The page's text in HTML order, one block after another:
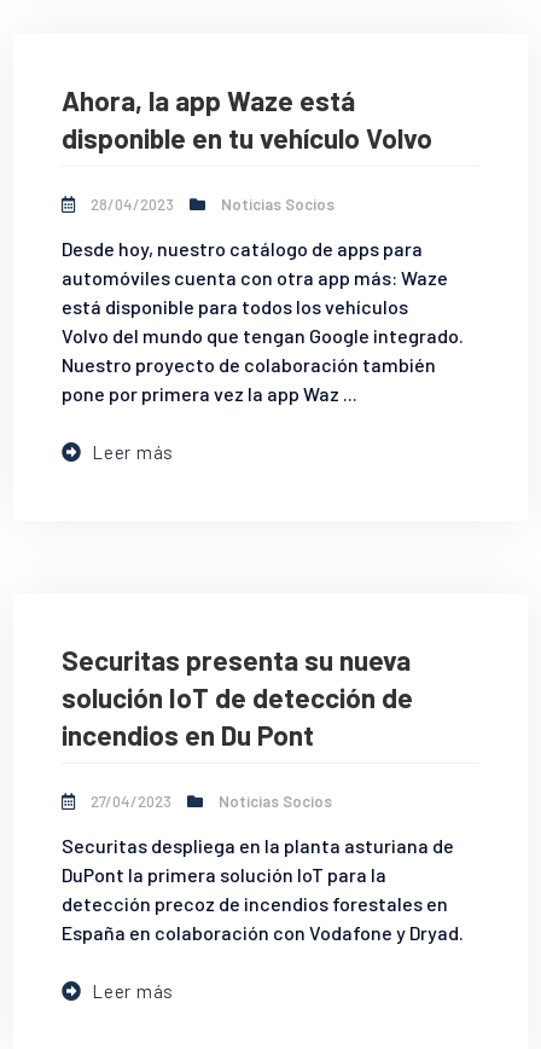
Ahora, la app Waze está
disponible en tu vehículo Volvo
28/04/2023 Noticias Socios
Desde hoy, nuestro catálogo de apps para
automóviles cuenta con otra app más: Waze
está disponible para todos los vehículos
Volvo del mundo que tengan Google integrado.
Nuestro proyecto de colaboración también
pone por primera vez la app Waz ...
Leer más
Securitas presenta su nueva
solución IoT de detección de
incendios en Du Pont
27/04/2023 Noticias Socios
Securitas despliega en la planta asturiana de
DuPont la primera solución IoT para la
detección precoz de incendios forestales en
España en colaboración con Vodafone y Dryad.
Leer más